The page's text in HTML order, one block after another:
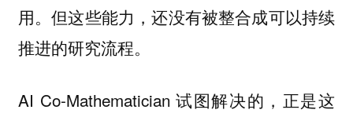
用。但这些能力，还没有被整合成可以持续
推进的研究流程。
AI Co-Mathematician 试图解决的，正是这